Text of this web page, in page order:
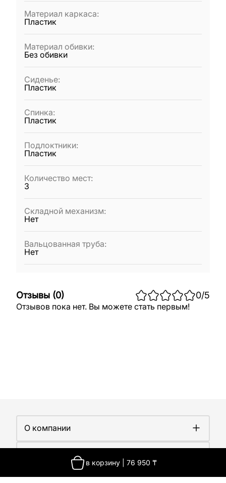
в корзину| 76 950 ₸
Материал каркаса:
Пластик
Материал обивки:
Без обивки
Сиденье:
Пластик
Спинка:
Пластик
Подлоктники:
Пластик
Количество мест:
3
Складной механизм:
Нет
Вальцованная труба:
Нет
Отзывы (0) 0/5
Отзывов пока нет. Вы можете стать первым!
О компании
О компании
Новости
Покупателям